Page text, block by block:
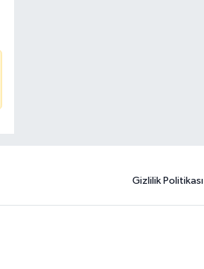
Gizlilik Politikası